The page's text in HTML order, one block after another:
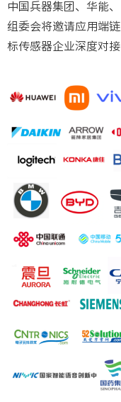
中国兵器集团、华能
组委会将邀请应用端
标传感器企业深度对